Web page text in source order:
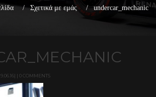
Σχετικά με εμάς undercar_mechanic
| 0 COMMENTS